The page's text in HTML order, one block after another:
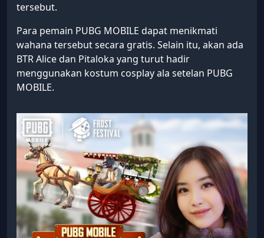
tersebut.
Para pemain PUBG MOBILE dapat menikmati
wahana tersebut secara gratis. Selain itu, akan ada
BTR Alice dan Pitaloka yang turut hadir
menggunakan kostum cosplay ala setelan PUBG
MOBILE.